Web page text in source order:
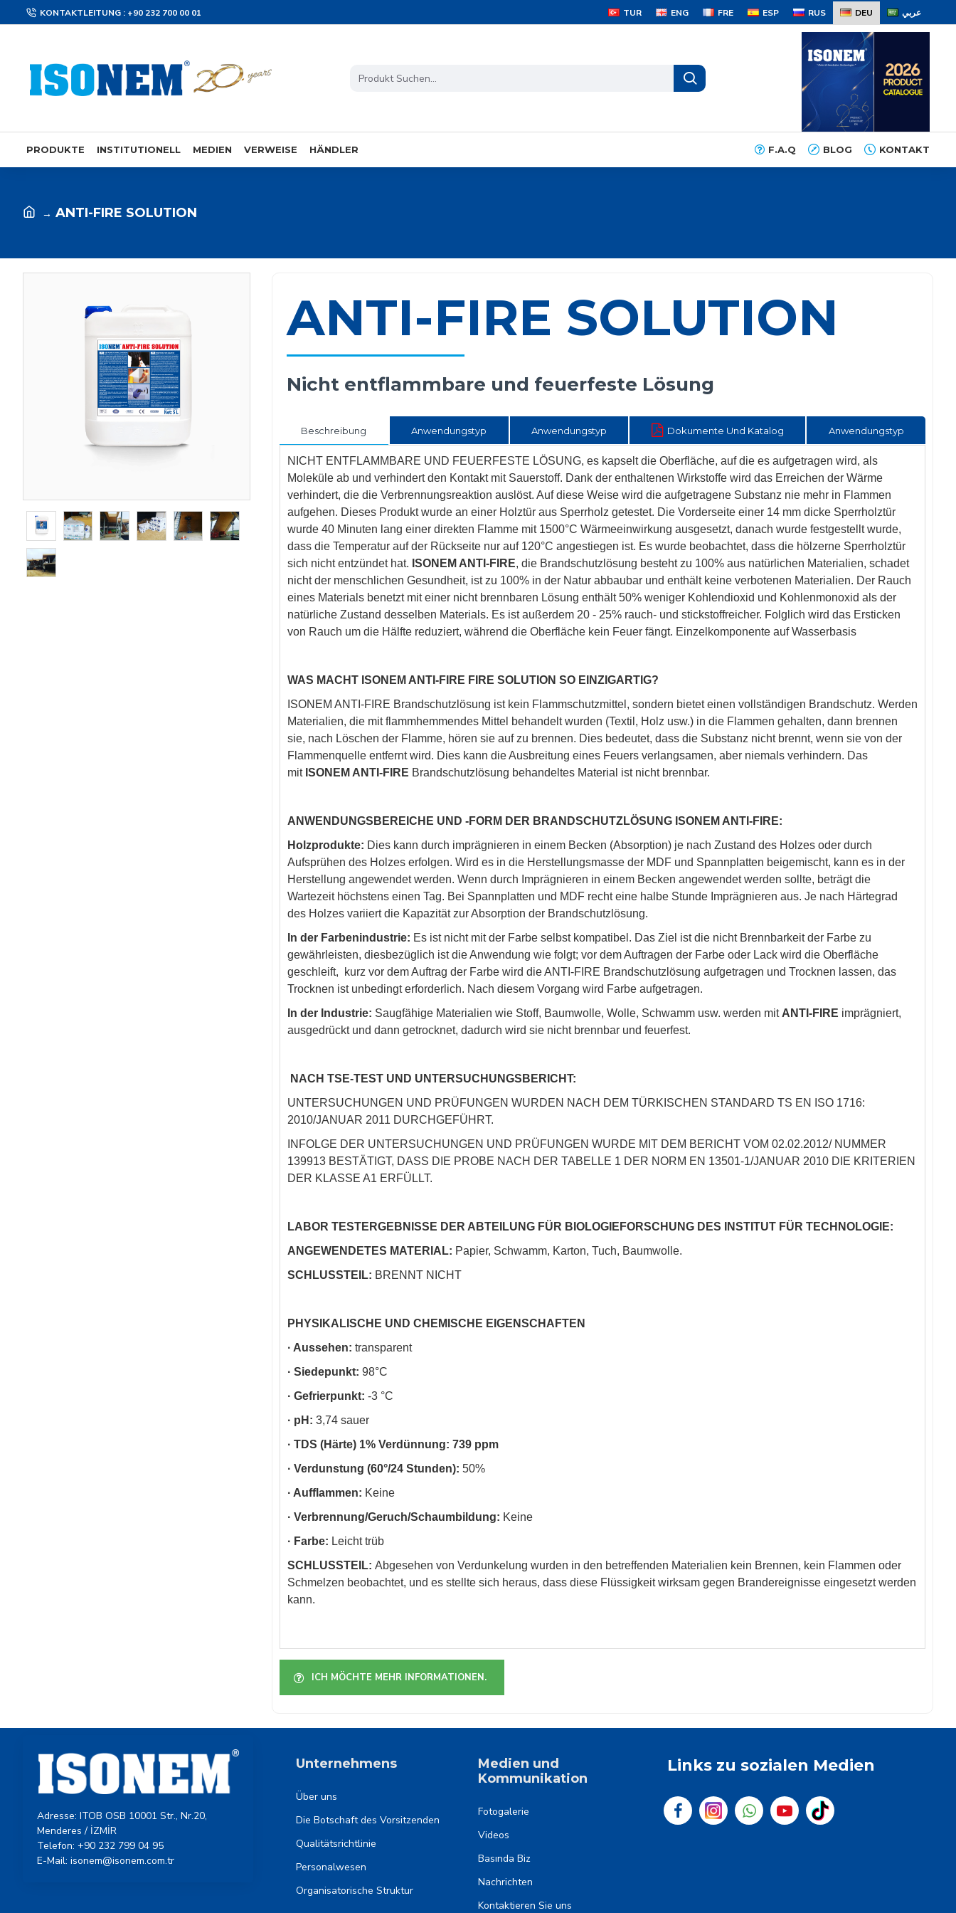
KONTAKTLEITUNG : +90 232 700 00 01 TUR ENG FRE ESP RUS DEU عربي
PRODUKTE INSTITUTIONELL MEDIEN VERWEISE HÄNDLER F.A.Q BLOG KONTAKT
ANTI-FIRE SOLUTION
ANTI-FIRE SOLUTION
Beschreibung Anwendungstyp Anwendungstyp Dokumente Und Katalog Anwendungstyp
NICHT ENTFLAMMBARE UND FEUERFESTE LÖSUNG, es kapselt die Oberfläche, auf die es aufgetragen wird, als
Moleküle ab und verhindert den Kontakt mit Sauerstoff. Dank der enthaltenen Wirkstoffe wird das Erreichen der Wärme
verhindert, die die Verbrennungsreaktion auslöst. Auf diese Weise wird die aufgetragene Substanz nie mehr in Flammen
aufgehen. Dieses Produkt wurde an einer Holztür aus Sperrholz getestet. Die Vorderseite einer 14 mm dicke Sperrholztür
wurde 40 Minuten lang einer direkten Flamme mit 1500°C Wärmeeinwirkung ausgesetzt, danach wurde festgestellt wurde,
dass die Temperatur auf der Rückseite nur auf 120°C angestiegen ist. Es wurde beobachtet, dass die hölzerne Sperrholztür
sich nicht entzündet hat. ISONEM ANTI-FIRE, die Brandschutzlösung besteht zu 100% aus natürlichen Materialien, schadet
nicht der menschlichen Gesundheit, ist zu 100% in der Natur abbaubar und enthält keine verbotenen Materialien. Der Rauch
eines Materials benetzt mit einer nicht brennbaren Lösung enthält 50% weniger Kohlendioxid und Kohlenmonoxid als der
natürliche Zustand desselben Materials. Es ist außerdem 20 - 25% rauch- und stickstoffreicher. Folglich wird das Ersticken
von Rauch um die Hälfte reduziert, während die Oberfläche kein Feuer fängt. Einzelkomponente auf Wasserbasis
WAS MACHT ISONEM ANTI-FIRE FIRE SOLUTION SO EINZIGARTIG?
ISONEM ANTI-FIRE Brandschutzlösung ist kein Flammschutzmittel, sondern bietet einen vollständigen Brandschutz. Werden
Materialien, die mit flammhemmendes Mittel behandelt wurden (Textil, Holz usw.) in die Flammen gehalten, dann brennen
sie, nach Löschen der Flamme, hören sie auf zu brennen. Dies bedeutet, dass die Substanz nicht brennt, wenn sie von der
Flammenquelle entfernt wird. Dies kann die Ausbreitung eines Feuers verlangsamen, aber niemals verhindern. Das
mit ISONEM ANTI-FIRE Brandschutzlösung behandeltes Material ist nicht brennbar.
ANWENDUNGSBEREICHE UND -FORM DER BRANDSCHUTZLÖSUNG ISONEM ANTI-FIRE:
Holzprodukte: Dies kann durch imprägnieren in einem Becken (Absorption) je nach Zustand des Holzes oder durch
Aufsprühen des Holzes erfolgen. Wird es in die Herstellungsmasse der MDF und Spannplatten beigemischt, kann es in der
Herstellung angewendet werden. Wenn durch Imprägnieren in einem Becken angewendet werden sollte, beträgt die
Wartezeit höchstens einen Tag. Bei Spannplatten und MDF recht eine halbe Stunde Imprägnieren aus. Je nach Härtegrad
des Holzes variiert die Kapazität zur Absorption der Brandschutzlösung.
In der Farbenindustrie: Es ist nicht mit der Farbe selbst kompatibel. Das Ziel ist die nicht Brennbarkeit der Farbe zu
gewährleisten, diesbezüglich ist die Anwendung wie folgt; vor dem Auftragen der Farbe oder Lack wird die Oberfläche
geschleift, kurz vor dem Auftrag der Farbe wird die ANTI-FIRE Brandschutzlösung aufgetragen und Trocknen lassen, das
Trocknen ist unbedingt erforderlich. Nach diesem Vorgang wird Farbe aufgetragen.
In der Industrie: Saugfähige Materialien wie Stoff, Baumwolle, Wolle, Schwamm usw. werden mit ANTI-FIRE imprägniert,
ausgedrückt und dann getrocknet, dadurch wird sie nicht brennbar und feuerfest.
NACH TSE-TEST UND UNTERSUCHUNGSBERICHT:
UNTERSUCHUNGEN UND PRÜFUNGEN WURDEN NACH DEM TÜRKISCHEN STANDARD TS EN ISO 1716:
2010/JANUAR 2011 DURCHGEFÜHRT.
INFOLGE DER UNTERSUCHUNGEN UND PRÜFUNGEN WURDE MIT DEM BERICHT VOM 02.02.2012/ NUMMER
139913 BESTÄTIGT, DASS DIE PROBE NACH DER TABELLE 1 DER NORM EN 13501-1/JANUAR 2010 DIE KRITERIEN
DER KLASSE A1 ERFÜLLT.
LABOR TESTERGEBNISSE DER ABTEILUNG FÜR BIOLOGIEFORSCHUNG DES INSTITUT FÜR TECHNOLOGIE:
ANGEWENDETES MATERIAL: Papier, Schwamm, Karton, Tuch, Baumwolle.
SCHLUSSTEIL: BRENNT NICHT
PHYSIKALISCHE UND CHEMISCHE EIGENSCHAFTEN
· Aussehen: transparent
· Siedepunkt: 98°C
· Gefrierpunkt: -3 °C
· pH: 3,74 sauer
· TDS (Härte) 1% Verdünnung: 739 ppm
· Verdunstung (60°/24 Stunden): 50%
· Aufflammen: Keine
· Verbrennung/Geruch/Schaumbildung: Keine
· Farbe: Leicht trüb
SCHLUSSTEIL: Abgesehen von Verdunkelung wurden in den betreffenden Materialien kein Brennen, kein Flammen oder
Schmelzen beobachtet, und es stellte sich heraus, dass diese Flüssigkeit wirksam gegen Brandereignisse eingesetzt werden
kann.
Nicht entflammbare und feuerfeste Lösung
ICH MÖCHTE MEHR INFORMATIONEN.
Adresse: ITOB OSB 10001 Str., Nr.20,
Menderes / İZMİR
Telefon: +90 232 799 04 95
E-Mail: isonem@isonem.com.tr
Unternehmens
Über uns
Die Botschaft des Vorsitzenden
Qualitätsrichtlinie
Personalwesen
Organisatorische Struktur
Medien und
Kommunikation
Fotogalerie
Videos
Basında Biz
Nachrichten
Kontaktieren Sie uns
Links zu sozialen Medien